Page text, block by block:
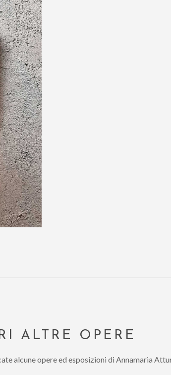
ALTRE OPERE
alcune opere ed esposizioni di Annamaria